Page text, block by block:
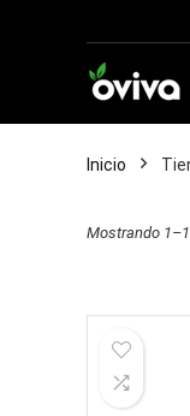
Inicio
Mostrando